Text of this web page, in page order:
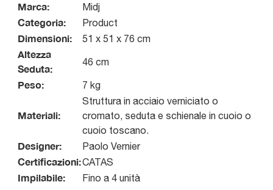
Marca: Midj
Categoria: Product
Dimensioni: 51 x 51 x 76 cm
Altezza
Seduta:
46 cm
Peso: 7 kg
Materiali:
Struttura in acciaio verniciato o
cromato, seduta e schienale in cuoio o
cuoio toscano.
Designer: Paolo Vernier
Certificazioni:CATAS
Impilabile: Fino a 4 unità